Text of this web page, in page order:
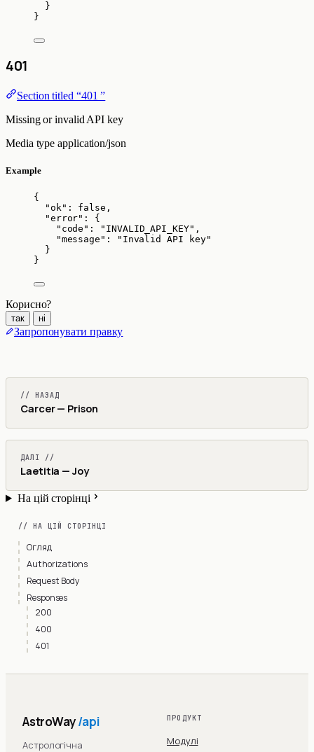
}
}
401
Section titled “401 ”
Missing or invalid API key
Media type application/json
Example
{
"ok" : false ,
"error" : {
"code" : " INVALID_API_KEY" ,
"message" : " Invalid API key"
}
}
Корисно?
так ні
Запропонувати правку
// НАЗАД
Carcer — Prison
ДАЛІ //
Laetitia — Joy
На цій сторінці
// НА ЦІЙ СТОРІНЦІ
Огляд
Authorizations
Request Body
Responses
200
400
401
AstroWay/api
Астрологічна
ПРОДУКТ
Модулі